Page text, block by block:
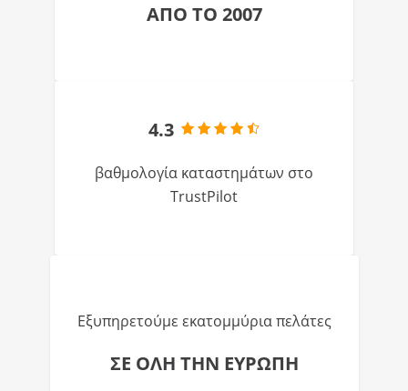
ΑΠΟ ΤΟ 2007
4.3
βαθμολογία καταστημάτων στο
TrustPilot
Εξυπηρετούμε εκατομμύρια πελάτες
ΣΕ ΟΛΗ ΤΗΝ ΕΥΡΩΠΗ